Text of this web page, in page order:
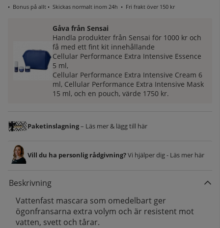
• Bonus på allt • Skickas normalt inom 24h • Fri frakt över 150 kr
Gåva från Sensai
Handla produkter från Sensai för 1000 kr och
få med ett fint kit innehållande
Cellular Performance Extra Intensive Essence
5 ml,
Cellular Performance Extra Intensive Cream 6
ml, Cellular Performance Extra Intensive Mask
15 ml, och en pouch, värde 1750 kr.
Paketinslagning– Läs mer & lägg till här
Vill du ha personlig rådgivning?Vi hjälper dig - Läs mer här
Beskrivning
Vattenfast mascara som omedelbart ger
ögonfransarna extra volym och är resistent mot
vatten, svett och tårar.